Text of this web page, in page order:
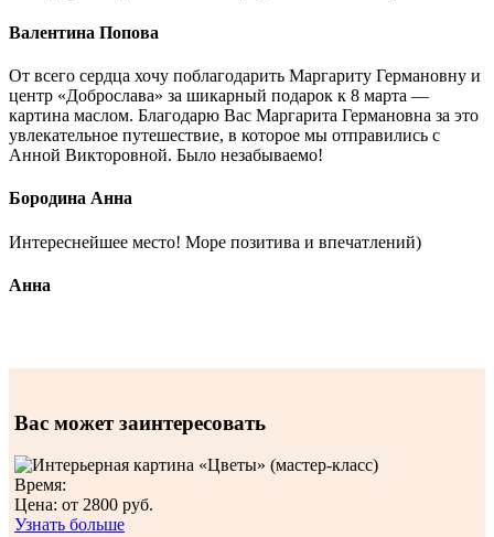
Валентина Попова
От всего сердца хочу поблагодарить Маргариту Германовну и
центр «Доброслава» за шикарный подарок к 8 марта —
картина маслом. Благодарю Вас Маргарита Германовна за это
увлекательное путешествие, в которое мы отправились с
Анной Викторовной. Было незабываемо!
Бородина Анна
Интереснейшее место! Море позитива и впечатлений)
Анна
Вас может заинтересовать
Время:
Цена: от 2800 руб.
Узнать больше